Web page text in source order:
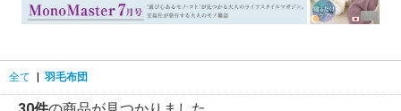
全て 羽毛布団